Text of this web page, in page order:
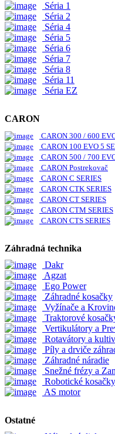
Séria 1
Séria 2
Séria 4
Séria 5
Séria 6
Séria 7
Séria 8
Séria 11
Séria EZ
CARON
CARON 300 / 600
CARON 100 EVO 5
CARON 500 / 700
CARON Postrekovač
CARON C SERIES
CARON CTK SERIES
CARON CT SERIES
CARON CTM SERIES
CARON CTS SERIES
Záhradná technika
Dakr
Agzat
Ego Power
Záhradné kosačky
Vyžínače a
Traktorové
Vertikulátory a
Rotavátory a
Píly a drviče
Záhradné náradie
Snežné frézy a
Robotické kosačky
AS motor
Ostatné